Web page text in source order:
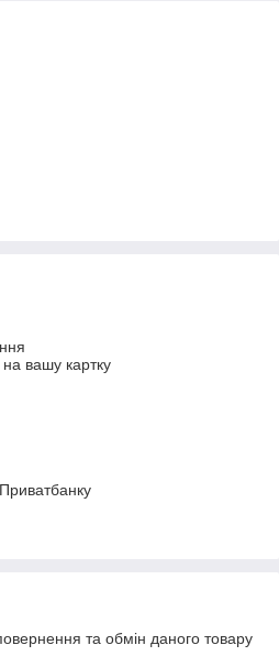
вашу картку
та обмін даного товару